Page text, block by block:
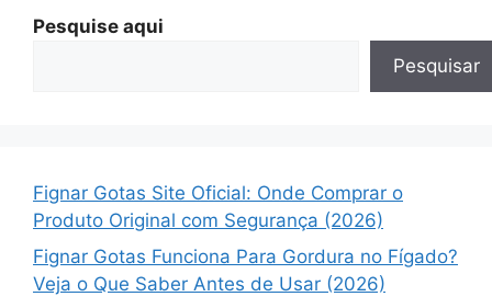
Pesquise aqui
Pesquisar
Fignar Gotas Site Oficial: Onde Comprar o
Produto Original com Segurança (2026)
Fignar Gotas Funciona Para Gordura no Fígado?
Veja o Que Saber Antes de Usar (2026)